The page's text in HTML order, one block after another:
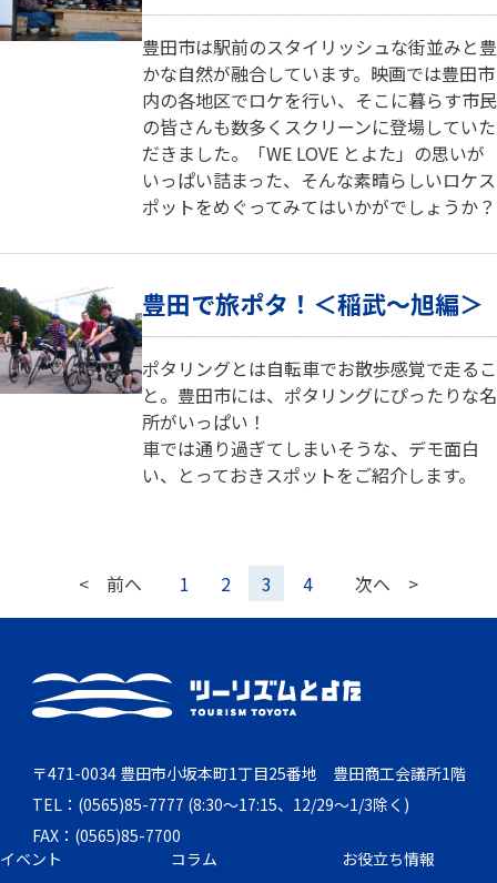
豊田市は駅前のスタイリッシュな街並みと豊
かな自然が融合しています。映画では豊田市
内の各地区でロケを行い、そこに暮らす市民
の皆さんも数多くスクリーンに登場していた
だきました。「WE LOVE とよた」の思いが
いっぱい詰まった、そんな素晴らしいロケス
ポットをめぐってみてはいかがでしょうか？
豊田で旅ポタ！＜稲武～旭編＞
ポタリングとは自転車でお散歩感覚で走るこ
と。豊田市には、ポタリングにぴったりな名
所がいっぱい！
車では通り過ぎてしまいそうな、デモ面白
い、とっておきスポットをご紹介します。
< 前へ 1 2 3 4 次へ >
〒471-0034 豊田市小坂本町1丁目25番地 豊田商工会議所1階
TEL：(0565)85-7777 (8:30～17:15、12/29～1/3除く)
FAX：(0565)85-7700
イベント
コラム お役立ち情報